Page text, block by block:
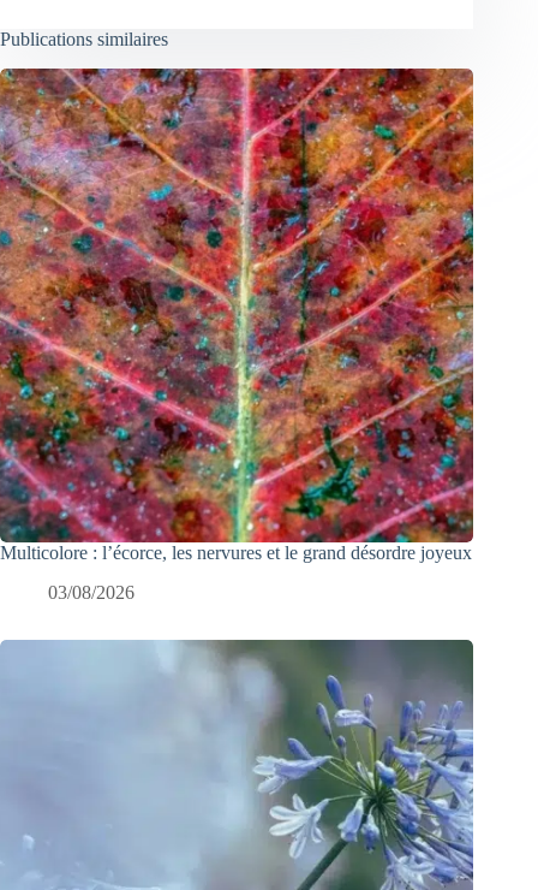
Publications similaires
Multicolore : l’écorce, les nervures et le grand désordre joyeux
03/08/2026